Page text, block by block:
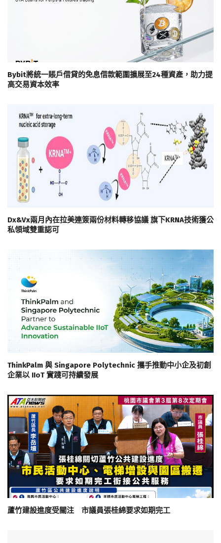
Bybit將統一賬戶借貸的免息借款範圍擴展至24種資產，助力提
高交易資本效率
Dx&Vx兩月內在拉美連簽兩份材料轉移協議 旗下KRNA技術獲公
私領域雙重認可
ThinkPalm 與 Singapore Polytechnic 攜手推動中小企及初創
企業以 IIoT 實踐可持續發展
蘆竹建設進度受關注 市議員張桂綿要求如期完工